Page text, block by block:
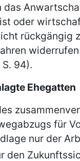
das
oder
rückgängig
94).
Ehegatten
für
nur der
den